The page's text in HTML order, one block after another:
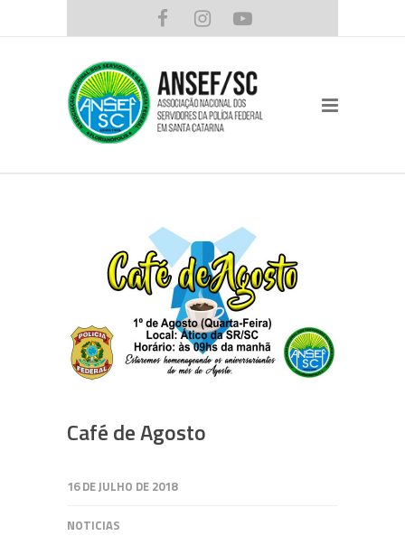
Café de Agosto
16 DE JULHO DE 2018
NOTICIAS